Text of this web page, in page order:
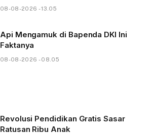
08-08-2026 - 13.05
Api Mengamuk di Bapenda DKI Ini
Faktanya
08-08-2026 - 08.05
Revolusi Pendidikan Gratis Sasar
Ratusan Ribu Anak